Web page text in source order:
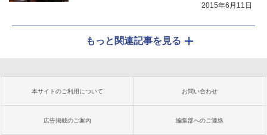
2015年6月11日
もっと関連記事を見る
本サイトのご利用について お問い合わせ
広告掲載のご案内 編集部へのご連絡